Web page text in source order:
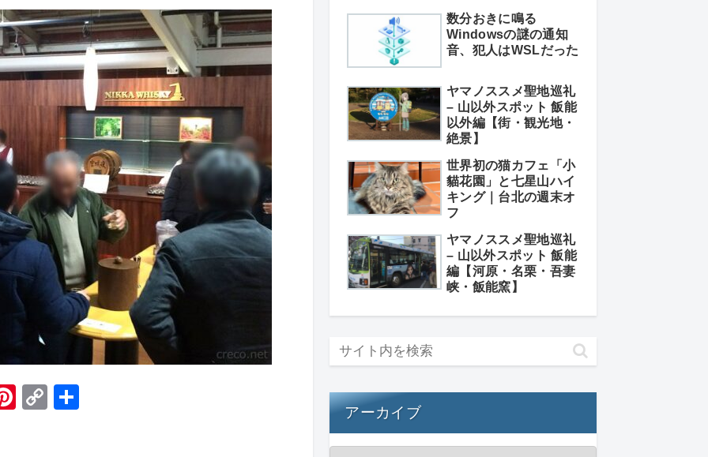
Pi
C
数分おきに鳴る
Windowsの謎の通知
音、犯人はWSLだった
ヤマノススメ聖地巡礼
– 山以外スポット 飯能
以外編【街・観光地・
絶景】
世界初の猫カフェ「小
貓花園」と七星山ハイ
キング｜台北の週末オ
フ
ヤマノススメ聖地巡礼
– 山以外スポット 飯能
編【河原・名栗・吾妻
峡・飯能窯】
アーカイブ